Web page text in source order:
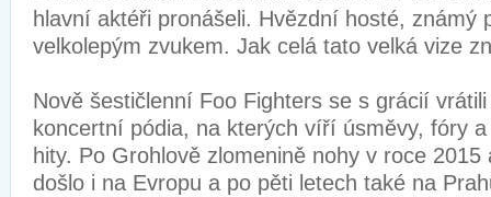
hlavní aktéři pronášeli. Hvězdní hosté, známý
velkolepým zvukem. Jak celá tato velká vize
Nově šestičlenní Foo Fighters se s grácií
koncertní pódia, na kterých víří úsměvy, fóry
hity. Po Grohlově zlomenině nohy v roce 2015
došlo i na Evropu a po pěti letech také na